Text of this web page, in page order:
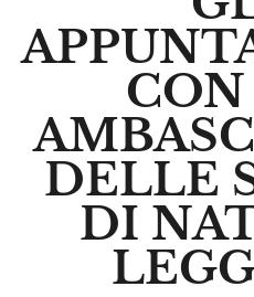
DELLE
DI